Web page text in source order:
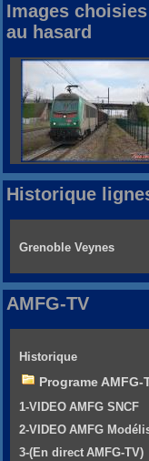
Images choisies
au hasard
Historique
Grenoble Veynes
AMFG-TV
Historique
Programe AMFG-
1-VIDEO AMFG SNCF
2-VIDEO AMFG
3-(En direct AMFG-TV)